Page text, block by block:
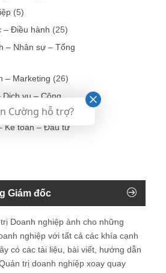
(5)
– Điều hành (25)
– Nhân sự – Tổng
– Marketing (26)
Dịch vụ – Công
Kế toán – Đầu tư
Giám đốc
Doanh nghiệp ành cho những
nghiệp với tất cả các khía cạnh
có các tài liệu, bài viết, hướng dẫn
trị doanh nghiệp xoay quay
Cường hỗ trợ?